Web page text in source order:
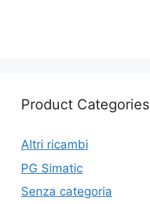
Product Categories
Altri ricambi
PG Simatic
Senza categoria